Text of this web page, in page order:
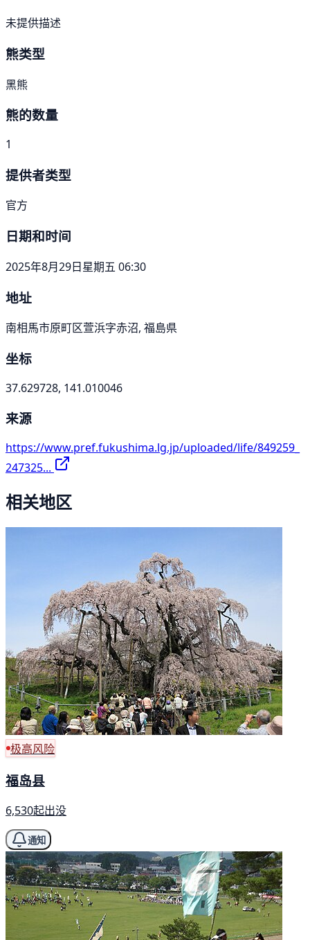
未提供描述
熊类型
黑熊
熊的数量
1
提供者类型
官方
日期和时间
2025年8月29日星期五 06:30
地址
南相馬市原町区萱浜字赤沼, 福島県
坐标
37.629728, 141.010046
来源
https://www.pref.fukushima.lg.jp/uploaded/life/849259_
247325...
相关地区
极高风险
福岛县
6,530起出没
通知